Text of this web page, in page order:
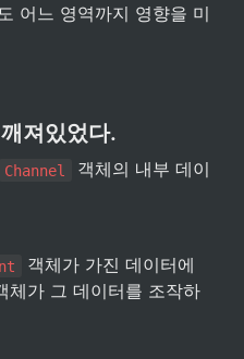
어느 영역까지 영향을 미
져있었다.
Channel
객체의 내부 데이
객체가 가진 데이터에
체가 그 데이터를 조작하